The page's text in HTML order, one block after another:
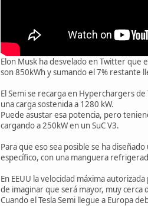
Elon Musk ha desvelado en Twitter que
son 850kWh y sumando el 7% restante
El Semi se recarga en Hyperchargers
una carga sostenida a 1280 kW.
Puede asustar esa potencia, pero
cargando a 250kW en un SuC V3.
Para que eso sea posible se ha
específico, con una manguera
En EEUU la velocidad máxima
de imaginar que será mayor, muy cerca
Cuando el Tesla Semi llegue a Europa